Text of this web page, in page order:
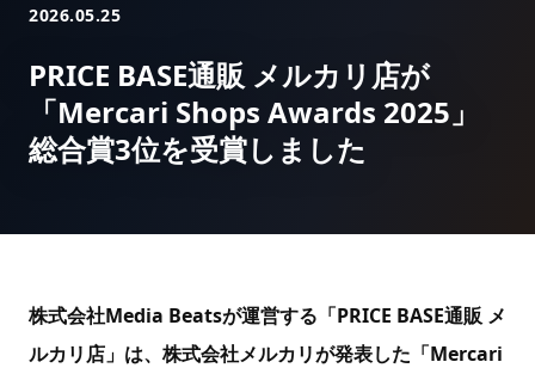
2026.05.25
PRICE BASE通販 メルカリ店が
「Mercari Shops Awards 2025」
総合賞3位を受賞しました
株式会社Media Beatsが運営する「PRICE BASE通販 メ
ルカリ店」は、株式会社メルカリが発表した「Mercari